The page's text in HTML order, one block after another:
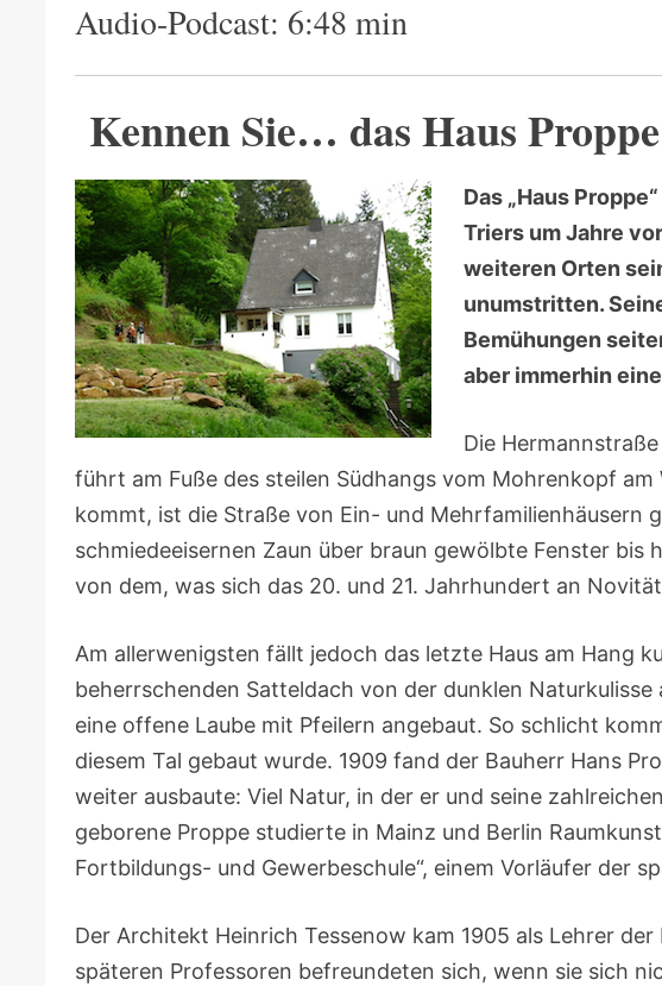
Audio-Podcast: 6:48 min
Kennen Sie… das Haus
Das „Haus
Triers um Jahre
weiteren Orten
unumstritten.
Bemühungen
aber immerhin
Die
führt am Fuße des steilen Südhangs vom Mohrenkopf
kommt, ist die Straße von Ein- und Mehrfamilienhäusern
schmiedeeisernen Zaun über braun gewölbte Fenster
von dem, was sich das 20. und 21. Jahrhundert an
Am allerwenigsten fällt jedoch das letzte Haus am Hang
beherrschenden Satteldach von der dunklen
eine offene Laube mit Pfeilern angebaut. So schlicht
diesem Tal gebaut wurde. 1909 fand der Bauherr Hans
weiter ausbaute: Viel Natur, in der er und seine
geborene Proppe studierte in Mainz und Berlin
Fortbildungs- und Gewerbeschule“, einem Vorläufer der
Der Architekt Heinrich Tessenow kam 1905 als Lehrer
späteren Professoren befreundeten sich, wenn sie sich